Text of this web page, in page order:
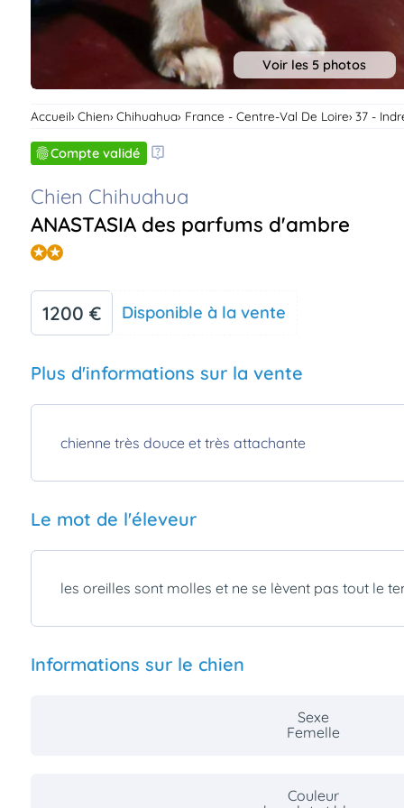
Voir les 5 photos
Accueil Chien Chihuahua France - Centre-Val De Loire 37 -
Compte validé
Chien Chihuahua
ANASTASIA des parfums d'ambre
1200 € Disponible à la vente
Plus d'informations sur la vente
chienne très douce et très attachante
Le mot de l'éleveur
les oreilles sont molles et ne se lèvent pas tout le
Informations sur le chien
Sexe
Femelle
Couleur